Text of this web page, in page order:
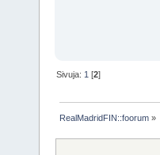
Sivuja:1 [2]
RealMadridFIN::foorum »